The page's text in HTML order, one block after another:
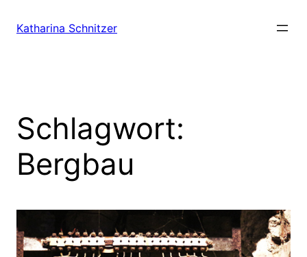
InhaltKatharina Schnitzer
Schlagwort:
Bergbau